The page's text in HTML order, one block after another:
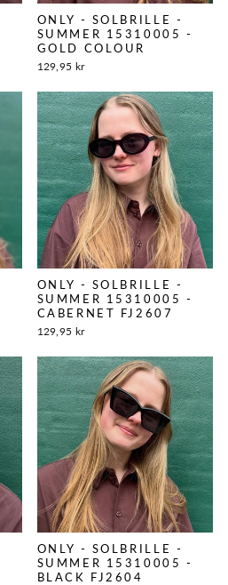
ONLY - SOLBRILLE -
SUMMER 15310005 -
GOLD COLOUR
129,95 kr
ONLY - SOLBRILLE -
SUMMER 15310005 -
CABERNET FJ2607
129,95 kr
ONLY - SOLBRILLE -
SUMMER 15310005 -
BLACK FJ2604